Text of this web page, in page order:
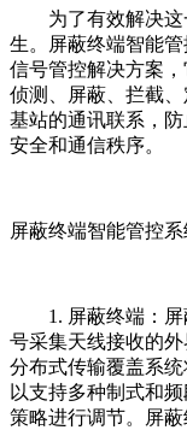
为了有效解决
生。屏蔽终端智能
信号管控解决方案
侦测、屏蔽、拦截
基站的通讯联系，
安全和通信秩序。
屏蔽终端智能管控
1. 屏蔽终端：
号采集天线接收的
分布式传输覆盖系
以支持多种制式和
策略进行调节。屏